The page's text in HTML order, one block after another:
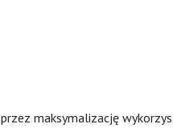
maksymalizację